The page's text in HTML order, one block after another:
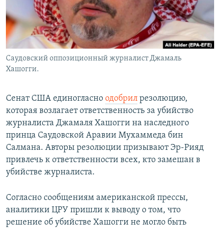
Саудовский оппозиционный журналист Джамаль
Хашогги.
Сенат США единогласно одобрил резолюцию,
которая возлагает ответственность за убийство
журналиста Джамаля Хашогги на наследного
принца Саудовской Аравии Мухаммеда бин
Салмана. Авторы резолюции призывают Эр-Рияд
привлечь к ответственности всех, кто замешан в
убийстве журналиста.
Согласно сообщениям американской прессы,
аналитики ЦРУ пришли к выводу о том, что
решение об убийстве Хашогги не могло быть